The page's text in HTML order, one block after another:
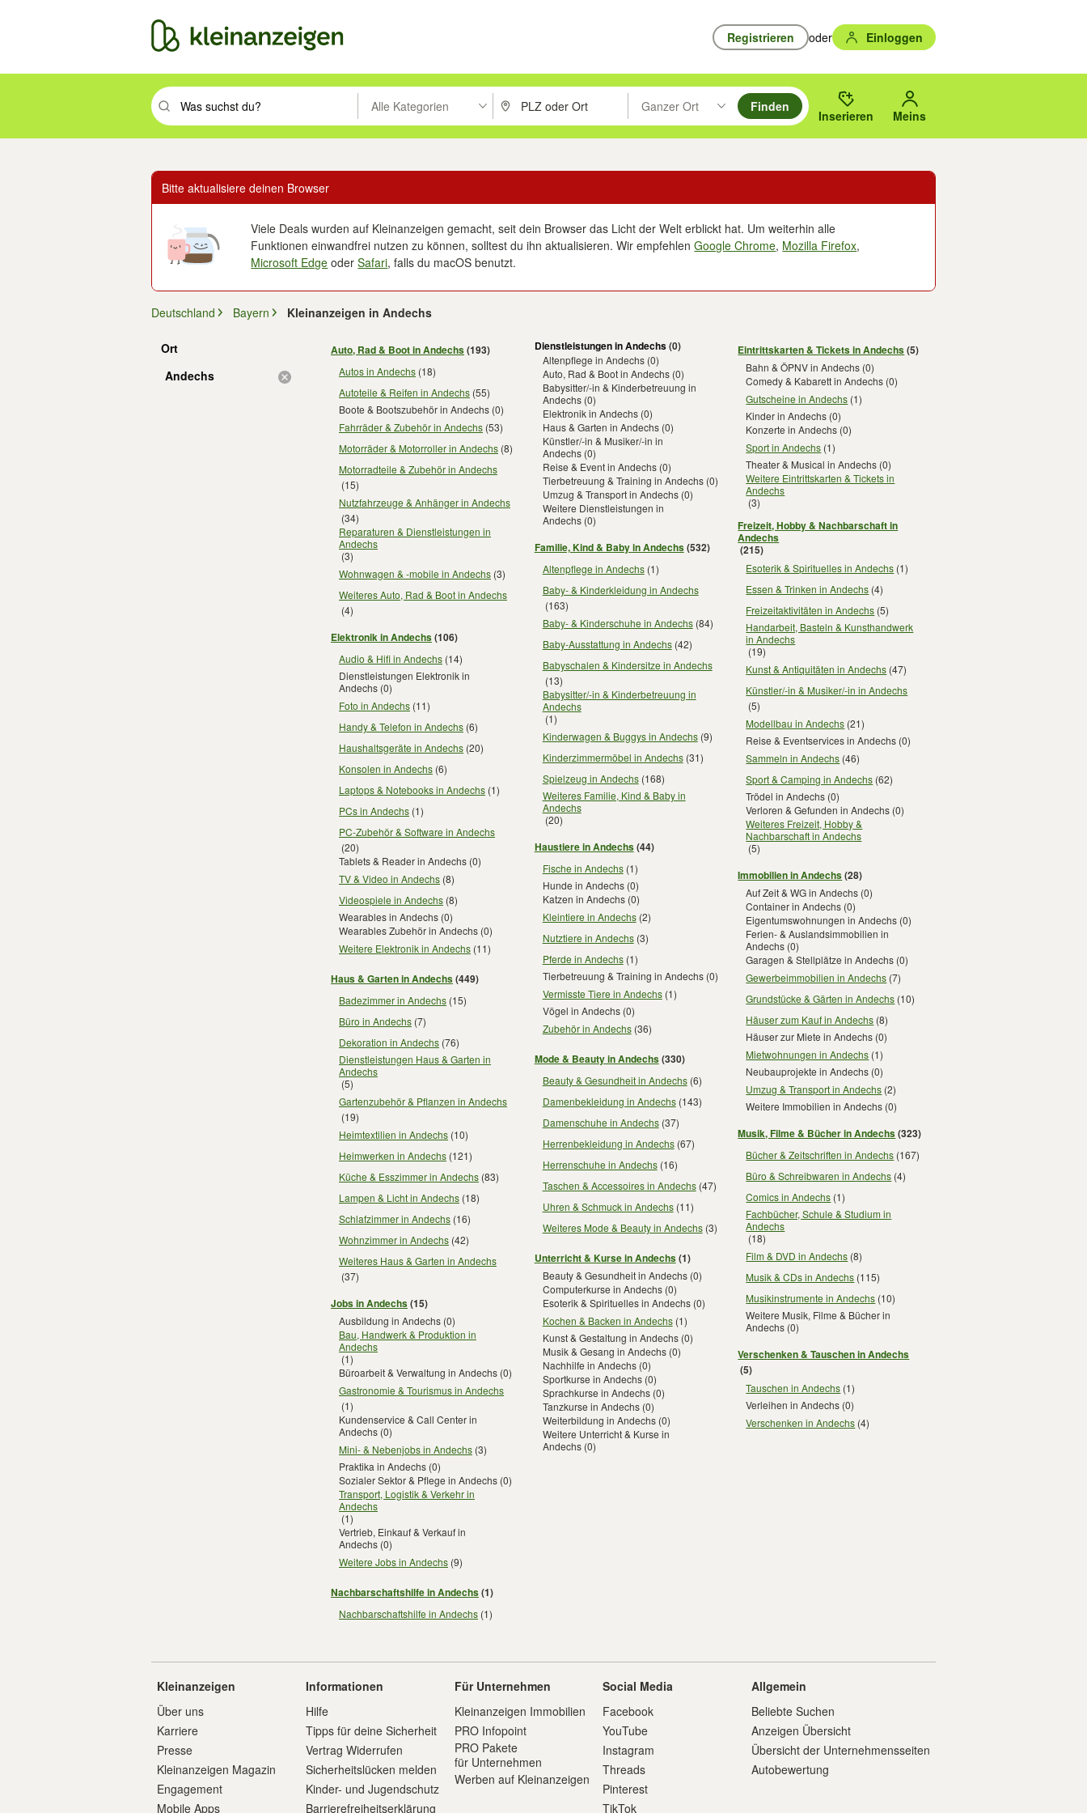
Registrieren oder Einloggen
Suchbegriff eingeben. Eingabetaste drücken um zu suchen, oder Vorschläge mit den Pfeiltasten nach oben/unten durchsuchen und mit Eingabetaste auswählen.
Alle Kategorien PLZ oder Ort eingeben. Eingabetaste drücken um zu suchen, oder Vorschläge mit den Pfeiltasten nach oben/
Ganzer Ort
Suche im Umkreis des gewählten Orts oder PLZ.
Finden
Inserieren Meins
Bitte aktualisiere deinen Browser
Viele Deals wurden auf Kleinanzeigen gemacht, seit dein Browser das Licht der Welt erblickt hat. Um weiterhin alle
Funktionen einwandfrei nutzen zu können, solltest du ihn aktualisieren. Wir empfehlenGoogle Chrome, Mozilla Firefox,
Microsoft Edge oderSafari, falls du macOS benutzt.
Deutschland Bayern Kleinanzeigen in Andechs
Ort
Andechs
Auto, Rad & Boot in Andechs(193)
Autos in Andechs (18)
Autoteile & Reifen in Andechs (55)
Boote & Bootszubehör in Andechs (0)
Fahrräder & Zubehör in Andechs (53)
Motorräder & Motorroller in Andechs (8)
Motorradteile & Zubehör in Andechs
(15)
Nutzfahrzeuge & Anhänger in Andechs
(34)
Reparaturen & Dienstleistungen in
Andechs
(3)
Wohnwagen & -mobile in Andechs (3)
Weiteres Auto, Rad & Boot in Andechs
(4)
Elektronik in Andechs(106)
Audio & Hifi in Andechs (14)
Dienstleistungen Elektronik in
Andechs (0)
Foto in Andechs (11)
Handy & Telefon in Andechs (6)
Haushaltsgeräte in Andechs (20)
Konsolen in Andechs (6)
Laptops & Notebooks in Andechs (1)
PCs in Andechs (1)
PC-Zubehör & Software in Andechs
(20)
Tablets & Reader in Andechs (0)
TV & Video in Andechs (8)
Videospiele in Andechs (8)
Wearables in Andechs (0)
Wearables Zubehör in Andechs (0)
Weitere Elektronik in Andechs (11)
Haus & Garten in Andechs(449)
Badezimmer in Andechs (15)
Büro in Andechs (7)
Dekoration in Andechs (76)
Dienstleistungen Haus & Garten in
Andechs
(5)
Gartenzubehör & Pflanzen in Andechs
(19)
Heimtextilien in Andechs (10)
Heimwerken in Andechs (121)
Küche & Esszimmer in Andechs (83)
Lampen & Licht in Andechs (18)
Schlafzimmer in Andechs (16)
Wohnzimmer in Andechs (42)
Weiteres Haus & Garten in Andechs
(37)
Jobs in Andechs(15)
Ausbildung in Andechs (0)
Bau, Handwerk & Produktion in
Andechs
(1)
Büroarbeit & Verwaltung in Andechs (0)
Gastronomie & Tourismus in Andechs
(1)
Kundenservice & Call Center in
Andechs (0)
Mini- & Nebenjobs in Andechs (3)
Praktika in Andechs (0)
Sozialer Sektor & Pflege in Andechs (0)
Transport, Logistik & Verkehr in
Andechs
(1)
Vertrieb, Einkauf & Verkauf in
Andechs (0)
Weitere Jobs in Andechs (9)
Nachbarschaftshilfe in Andechs(1)
Nachbarschaftshilfe in Andechs (1)
Dienstleistungen in Andechs(0)
Altenpflege in Andechs(0)
Auto, Rad & Boot in Andechs(0)
Babysitter/-in & Kinderbetreuung in
Andechs(0)
Elektronik in Andechs(0)
Haus & Garten in Andechs(0)
Künstler/-in & Musiker/-in in
Andechs(0)
Reise & Event in Andechs(0)
Tierbetreuung & Training in Andechs(0)
Umzug & Transport in Andechs(0)
Weitere Dienstleistungen in
Andechs(0)
Familie, Kind & Baby in Andechs(532)
Altenpflege in Andechs(1)
Baby- & Kinderkleidung in Andechs
(163)
Baby- & Kinderschuhe in Andechs(84)
Baby-Ausstattung in Andechs(42)
Babyschalen & Kindersitze in Andechs
(13)
Babysitter/-in & Kinderbetreuung in
Andechs
(1)
Kinderwagen & Buggys in Andechs(9)
Kinderzimmermöbel in Andechs(31)
Spielzeug in Andechs(168)
Weiteres Familie, Kind & Baby in
Andechs
(20)
Haustiere in Andechs(44)
Fische in Andechs(1)
Hunde in Andechs(0)
Katzen in Andechs(0)
Kleintiere in Andechs(2)
Nutztiere in Andechs(3)
Pferde in Andechs(1)
Tierbetreuung & Training in Andechs(0)
Vermisste Tiere in Andechs(1)
Vögel in Andechs(0)
Zubehör in Andechs(36)
Mode & Beauty in Andechs(330)
Beauty & Gesundheit in Andechs(6)
Damenbekleidung in Andechs(143)
Damenschuhe in Andechs(37)
Herrenbekleidung in Andechs(67)
Herrenschuhe in Andechs(16)
Taschen & Accessoires in Andechs(47)
Uhren & Schmuck in Andechs(11)
Weiteres Mode & Beauty in Andechs(3)
Unterricht & Kurse in Andechs(1)
Beauty & Gesundheit in Andechs(0)
Computerkurse in Andechs(0)
Esoterik & Spirituelles in Andechs(0)
Kochen & Backen in Andechs(1)
Kunst & Gestaltung in Andechs(0)
Musik & Gesang in Andechs(0)
Nachhilfe in Andechs(0)
Sportkurse in Andechs(0)
Sprachkurse in Andechs(0)
Tanzkurse in Andechs(0)
Weiterbildung in Andechs(0)
Weitere Unterricht & Kurse in
Andechs(0)
Eintrittskarten & Tickets in Andechs(5)
Bahn & ÖPNV in Andechs (0)
Comedy & Kabarett in Andechs (0)
Gutscheine in Andechs (1)
Kinder in Andechs (0)
Konzerte in Andechs (0)
Sport in Andechs (1)
Theater & Musical in Andechs (0)
Weitere Eintrittskarten & Tickets in
Andechs
(3)
Freizeit, Hobby & Nachbarschaft in
Andechs
(215)
Esoterik & Spirituelles in Andechs (1)
Essen & Trinken in Andechs (4)
Freizeitaktivitäten in Andechs (5)
Handarbeit, Basteln & Kunsthandwerk
in Andechs
(19)
Kunst & Antiquitäten in Andechs (47)
Künstler/-in & Musiker/-in in Andechs
(5)
Modellbau in Andechs (21)
Reise & Eventservices in Andechs (0)
Sammeln in Andechs (46)
Sport & Camping in Andechs (62)
Trödel in Andechs (0)
Verloren & Gefunden in Andechs (0)
Weiteres Freizeit, Hobby &
Nachbarschaft in Andechs
(5)
Immobilien in Andechs(28)
Auf Zeit & WG in Andechs (0)
Container in Andechs (0)
Eigentumswohnungen in Andechs (0)
Ferien- & Auslandsimmobilien in
Andechs (0)
Garagen & Stellplätze in Andechs (0)
Gewerbeimmobilien in Andechs (7)
Grundstücke & Gärten in Andechs (10)
Häuser zum Kauf in Andechs (8)
Häuser zur Miete in Andechs (0)
Mietwohnungen in Andechs (1)
Neubauprojekte in Andechs (0)
Umzug & Transport in Andechs (2)
Weitere Immobilien in Andechs (0)
Musik, Filme & Bücher in Andechs(323)
Bücher & Zeitschriften in Andechs (167)
Büro & Schreibwaren in Andechs (4)
Comics in Andechs (1)
Fachbücher, Schule & Studium in
Andechs
(18)
Film & DVD in Andechs (8)
Musik & CDs in Andechs (115)
Musikinstrumente in Andechs (10)
Weitere Musik, Filme & Bücher in
Andechs (0)
Verschenken & Tauschen in Andechs
(5)
Tauschen in Andechs (1)
Verleihen in Andechs (0)
Verschenken in Andechs (4)
Kleinanzeigen
Über uns
Karriere
Presse
Kleinanzeigen Magazin
Engagement
Mobile Apps
Informationen
Hilfe
Tipps für deine Sicherheit
Vertrag Widerrufen
Sicherheitslücken melden
Kinder- und Jugendschutz
Barrierefreiheitserklärung
Für Unternehmen
Kleinanzeigen Immobilien
PRO Infopoint
PRO Pakete
für Unternehmen
Werben auf Kleinanzeigen
Social Media
Facebook
YouTube
Instagram
Threads
Pinterest
TikTok
Allgemein
Beliebte Suchen
Anzeigen Übersicht
Übersicht der Unternehmensseiten
Autobewertung